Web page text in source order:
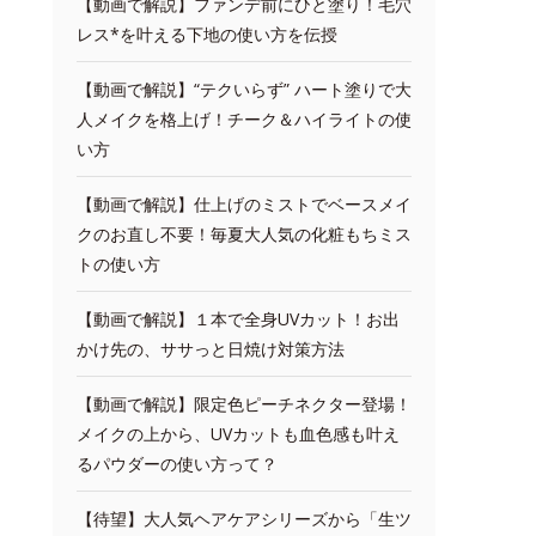
レス*を叶える下地の使い方を伝授
【動画で解説】“テクいらず” ハート塗りで大
人メイクを格上げ！チーク＆ハイライトの使
い方
【動画で解説】仕上げのミストでベースメイ
クのお直し不要！毎夏大人気の化粧もちミス
トの使い方
【動画で解説】１本で全身UVカット！お出
かけ先の、ササっと日焼け対策方法
【動画で解説】限定色ピーチネクター登場！
メイクの上から、UVカットも血色感も叶え
るパウダーの使い方って？
【待望】大人気ヘアケアシリーズから「生ツ